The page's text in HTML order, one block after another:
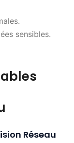
sensibles.
Réseau